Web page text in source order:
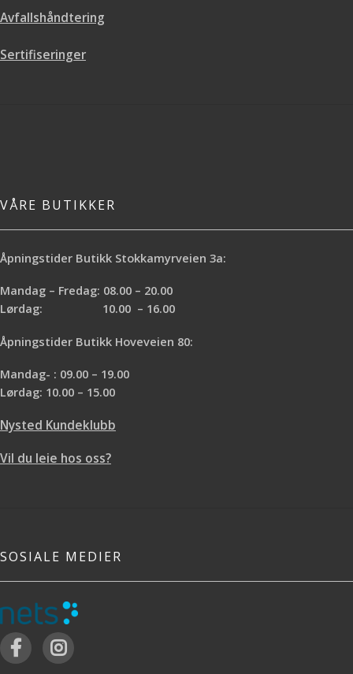
Avfallshåndtering
Sertifiseringer
VÅRE BUTIKKER
Åpningstider Butikk Stokkamyrveien 3a:
Mandag – Fredag: 08.00 – 20.00
Lørdag: 10.00 – 16.00
Åpningstider Butikk Hoveveien 80:
Mandag- : 09.00 – 19.00
Lørdag: 10.00 – 15.00
Nysted Kundeklubb
Vil du leie hos oss?
SOSIALE MEDIER